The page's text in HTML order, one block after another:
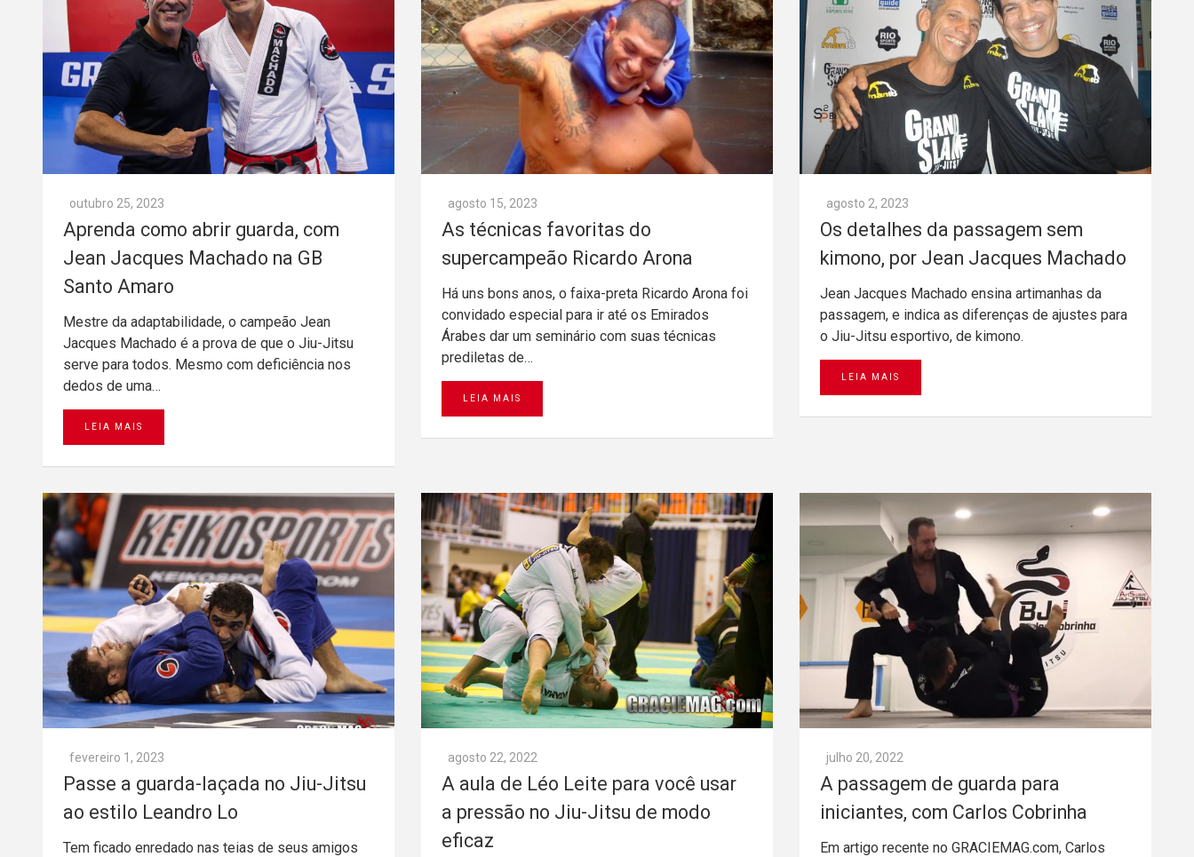
outubro 25, 2023
Aprenda como abrir guarda, com
Jean Jacques Machado na GB
Santo Amaro
Mestre da adaptabilidade, o campeão Jean
Jacques Machado é a prova de que o Jiu-Jitsu
serve para todos. Mesmo com deficiência nos
dedos de uma…
LEIA MAIS
agosto 15, 2023
As técnicas favoritas do
supercampeão Ricardo Arona
Há uns bons anos, o faixa-preta Ricardo Arona foi
convidado especial para ir até os Emirados
Árabes dar um seminário com suas técnicas
prediletas de…
LEIA MAIS
agosto 2, 2023
Os detalhes da passagem sem
kimono, por Jean Jacques Machado
Jean Jacques Machado ensina artimanhas da
passagem, e indica as diferenças de ajustes para
o Jiu-Jitsu esportivo, de kimono.
LEIA MAIS
fevereiro 1, 2023
Passe a guarda-laçada no Jiu-Jitsu
ao estilo Leandro Lo
Tem ficado enredado nas teias de seus amigos
agosto 22, 2022
A aula de Léo Leite para você usar
a pressão no Jiu-Jitsu de modo
eficaz
julho 20, 2022
A passagem de guarda para
iniciantes, com Carlos Cobrinha
Em artigo recente no GRACIEMAG.com, Carlos